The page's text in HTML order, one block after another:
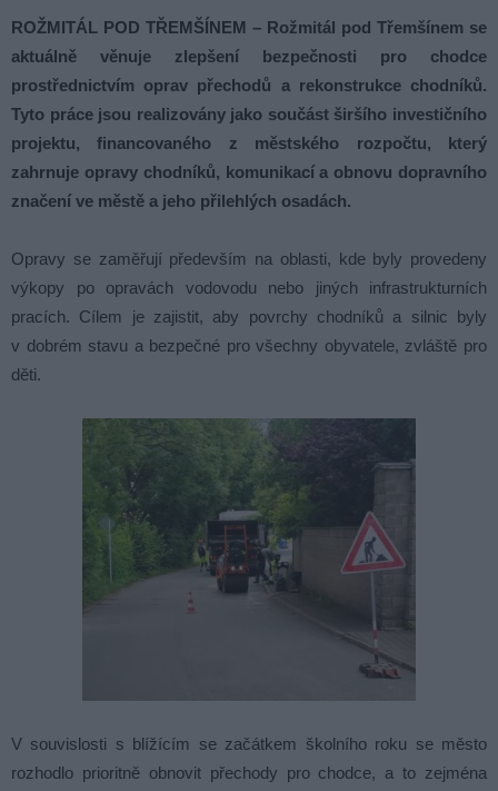
ROŽMITÁL POD TŘEMŠÍNEM – Rožmitál pod Třemšínem se
aktuálně věnuje zlepšení bezpečnosti pro chodce
prostřednictvím oprav přechodů a rekonstrukce chodníků.
Tyto práce jsou realizovány jako součást širšího investičního
projektu, financovaného z městského rozpočtu, který
zahrnuje opravy chodníků, komunikací a obnovu dopravního
značení ve městě a jeho přilehlých osadách.
Opravy se zaměřují především na oblasti, kde byly provedeny
výkopy po opravách vodovodu nebo jiných infrastrukturních
pracích. Cílem je zajistit, aby povrchy chodníků a silnic byly
v dobrém stavu a bezpečné pro všechny obyvatele, zvláště pro
děti.
V souvislosti s blížícím se začátkem školního roku se město
rozhodlo prioritně obnovit přechody pro chodce, a to zejména